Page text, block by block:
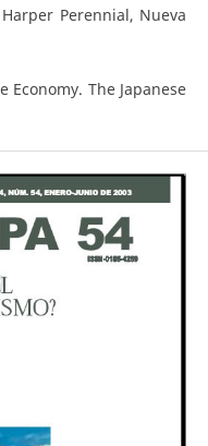
Perennial, Nueva
Economy. The Japanese